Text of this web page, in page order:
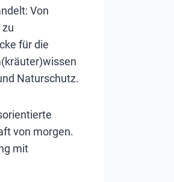
Von
für die
Naturschutz.
von morgen.
mit